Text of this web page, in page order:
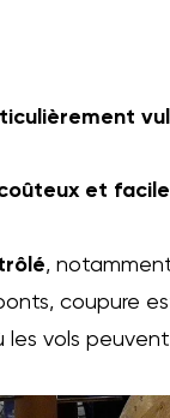
et
,
coupure
les vols